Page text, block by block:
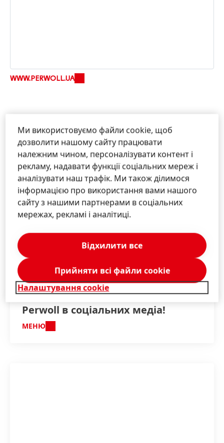
WWW.PERWOLL.UA
Додаткова інформація
Зв’яжіться з нами!
Отримайте консультацію щодо наших
брендів і рішень.
КОНТАКТ
Perwoll в соціальних медіа!
МЕНЮ
Ми використовуємо файли cookie, щоб
дозволити нашому сайту працювати
належним чином, персоналізувати контент і
рекламу, надавати функції соціальних мереж і
аналізувати наш трафік. Ми також ділимося
інформацією про використання вами нашого
сайту з нашими партнерами в соціальних
мережах, рекламі і аналітиці.
Налаштування cookie
Відхилити все
Прийняти всі файли сookie